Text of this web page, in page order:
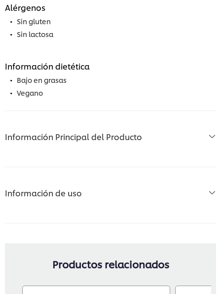
Alérgenos
Sin gluten
Sin lactosa
Información dietética
Bajo en grasas
Vegano
Información Principal del Producto
Información de uso
Productos relacionados